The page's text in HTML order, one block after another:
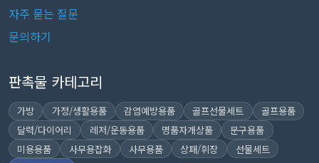
자주 묻는 질문
문의하기
판촉물 카테고리
가방 가정/생활용품 감염예방용품 골프선물세트
골프용품
달력/다이어리
레저/운동용품 명품자개상품
문구용품
미용용품
사무용잡화 사무용품 상패/휘장
선물세트